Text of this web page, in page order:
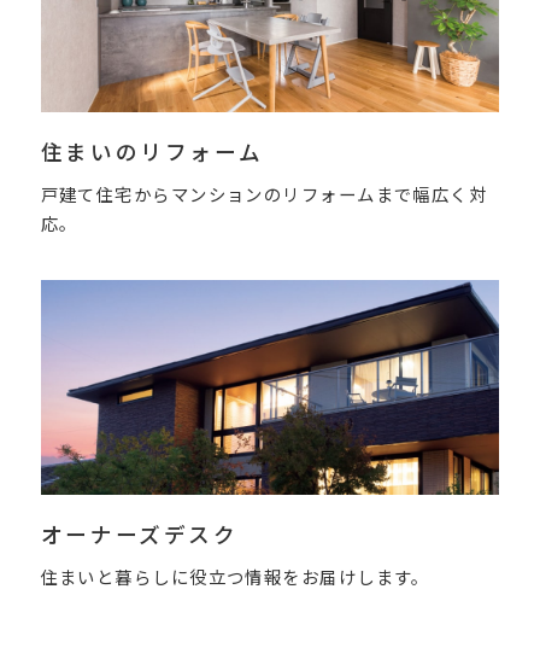
住まいのリフォーム
戸建て住宅からマンションのリフォームまで幅広く対
応。
オーナーズデスク
住まいと暮らしに役立つ情報をお届けします。